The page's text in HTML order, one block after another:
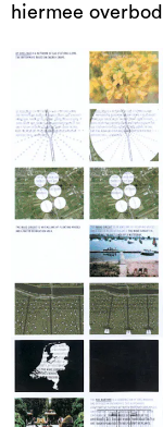
hiermee